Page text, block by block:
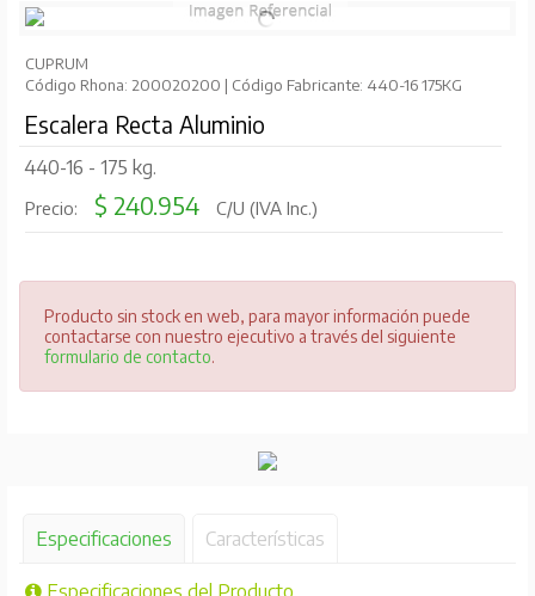
CUPRUM
Código Rhona: 200020200 | Código Fabricante: 440-16 175KG
Escalera Recta Aluminio
440-16 - 175 kg.
Precio: $ 240.954 C/U (IVA Inc.)
Producto sin stock en web, para mayor información puede
contactarse con nuestro ejecutivo a través del siguiente
formulario de contacto.
Especificaciones Características